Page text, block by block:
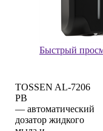
Быстрый
TOSSEN AL-7206
PB
— автоматический
дозатор жидкого